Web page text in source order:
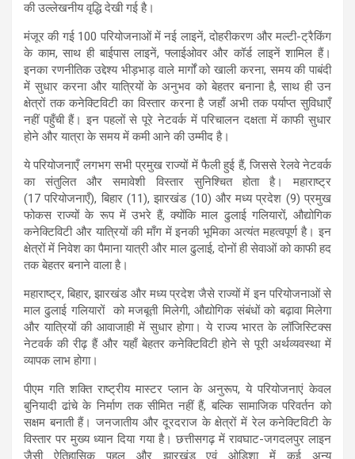
की उल्लेखनीय वृद्धि देखी गई है।
मंजूर की गई 100 परियोजनाओं में नई लाइनें, दोहरीकरण और मल्टी-ट्रैकिंग
के काम, साथ ही बाईपास लाइनें, फ्लाईओवर और कॉर्ड लाइनें शामिल हैं।
इनका रणनीतिक उद्देश्य भीड़भाड़ वाले मार्गों को खाली करना, समय की पाबंदी
में सुधार करना और यात्रियों के अनुभव को बेहतर बनाना है, साथ ही उन
क्षेत्रों तक कनेक्टिविटी का विस्तार करना है जहाँ अभी तक पर्याप्त सुविधाएँ
नहीं पहुँची हैं। इन पहलों से पूरे नेटवर्क में परिचालन दक्षता में काफी सुधार
होने और यात्रा के समय में कमी आने की उम्मीद है।
ये परियोजनाएँ लगभग सभी प्रमुख राज्यों में फैली हुई हैं, जिससे रेलवे नेटवर्क
का संतुलित और समावेशी विस्तार सुनिश्चित होता है। महाराष्ट्र
(17 परियोजनाएँ), बिहार (11), झारखंड (10) और मध्य प्रदेश (9) प्रमुख
फोकस राज्यों के रूप में उभरे हैं, क्योंकि माल ढुलाई गलियारों, औद्योगिक
कनेक्टिविटी और यात्रियों की माँग में इनकी भूमिका अत्यंत महत्वपूर्ण है। इन
क्षेत्रों में निवेश का पैमाना यात्री और माल ढुलाई, दोनों ही सेवाओं को काफी हद
तक बेहतर बनाने वाला है।
महाराष्ट्र, बिहार, झारखंड और मध्य प्रदेश जैसे राज्यों में इन परियोजनाओं से
माल ढुलाई गलियारों को मजबूती मिलेगी, औद्योगिक संबंधों को बढ़ावा मिलेगा
और यात्रियों की आवाजाही में सुधार होगा। ये राज्य भारत के लॉजिस्टिक्स
नेटवर्क की रीढ़ हैं और यहाँ बेहतर कनेक्टिविटी होने से पूरी अर्थव्यवस्था में
व्यापक लाभ होगा।
पीएम गति शक्ति राष्ट्रीय मास्टर प्लान के अनुरूप, ये परियोजनाएं केवल
बुनियादी ढांचे के निर्माण तक सीमित नहीं हैं, बल्कि सामाजिक परिवर्तन को
सक्षम बनाती हैं। जनजातीय और दूरदराज के क्षेत्रों में रेल कनेक्टिविटी के
विस्तार पर मुख्य ध्यान दिया गया है। छत्तीसगढ़ में रावघाट-जगदलपुर लाइन